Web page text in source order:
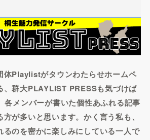
体Playlistがタウンわたらせホームペ
、群大PLAYLIST PRESSも気づけば
各メンバーが書いた個性あふれる記事
が多いと思います。かく言う私も、
るのを密かに楽しみにしている一人で